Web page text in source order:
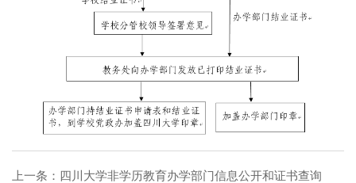
上一条： 四川大学非学历教育办学部门信息公开和证书查询